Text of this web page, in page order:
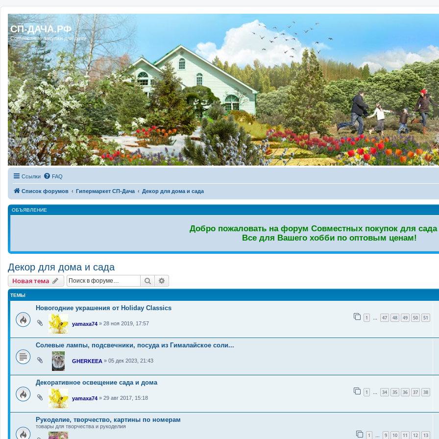
Регистрация
СП-ДАЧА.РФ
Совместные закупки для дачи
Ссылки FAQ
Список форумов Гипермаркет СП-Дача Декор для дома и сада
ОБЪЯВЛЕНИЕ
Добро пожаловать на форум Совместных покупок для сада
Все для Вашего хобби по оптовым ценам!
Декор для дома и сада
Новая тема
Новаятема Поиск
ТЕМЫ
Новогодние украшения от Holiday Classics
yamaxa74 » 28 ноя 2019, 17:57
1 … 47 48 49 50 51
Солевые лампы, подсвечники, посуда из Гималайское соли...
GHERKEEA » 05 дек 2023, 21:43
Декоративное освещение сада и дома
yamaxa74 » 29 авг 2017, 15:18
1 … 34 35 36 37 38
Рукоделие, творчество, картины по номерам
товары для творчества и рукоделия
1 … 9 10 11 12 13